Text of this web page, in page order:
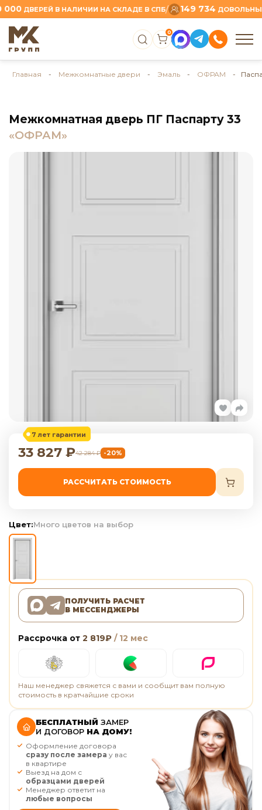
ДВЕРЕЙ В НАЛИЧИИ НА СКЛАДЕ В СПБ/ 149 734 ДОВОЛЬНЫХ
0
Главная - Межкомнатные двери - Эмаль - ОФРАМ -
Межкомнатная дверь ПГ Паспарту 33
«ОФРАМ»
7 лет гарантии
33 827 ₽42 284₽ -20%
РАССЧИТАТЬ СТОИМОСТЬ
Цвет:Много цветов на выбор
ПОЛУЧИТЬ РАСЧЕТ
В МЕССЕНДЖЕРЫ
Рассрочка от 2 819₽ / 12 мес
Наш менеджер свяжется с вами и сообщит вам полную
стоимость в кратчайшие сроки
БЕСПЛАТНЫЙ ЗАМЕР
И ДОГОВОР НА ДОМУ!
Оформление договора
сразу после замера у вас
в квартире
Выезд на дом с
образцами дверей
Менеджер ответит на
любые вопросы